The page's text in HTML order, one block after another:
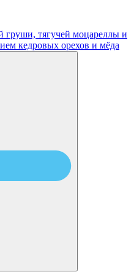
груши, тягучей моцареллы и
кедровых орехов и мёда